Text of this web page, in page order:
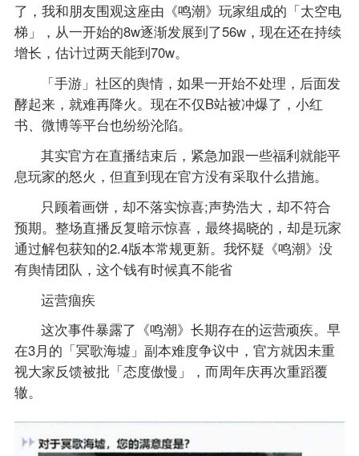
了，我和朋友围观这座由《鸣潮》玩家组成的「太空电
梯」，从一开始的8w逐渐发展到了56w，现在还在持续
增长，估计过两天能到70w。
「手游」社区的舆情，如果一开始不处理，后面发
酵起来，就难再降火。现在不仅B站被冲爆了，小红
书、微博等平台也纷纷沦陷。
其实官方在直播结束后，紧急加跟一些福利就能平
息玩家的怒火，但直到现在官方没有采取什么措施。
只顾着画饼，却不落实惊喜;声势浩大，却不符合
预期。整场直播反复暗示惊喜，最终揭晓的，却是玩家
通过解包获知的2.4版本常规更新。我怀疑《鸣潮》没
有舆情团队，这个钱有时候真不能省
运营痼疾
这次事件暴露了《鸣潮》长期存在的运营顽疾。早
在3月的「冥歌海墟」副本难度争议中，官方就因未重
视大家反馈被批「态度傲慢」，而周年庆再次重蹈覆
辙。